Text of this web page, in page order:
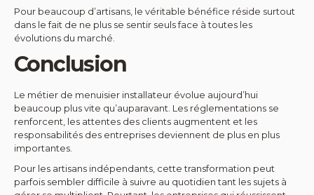
Pour beaucoup d’artisans, le véritable bénéfice réside surtout
dans le fait de ne plus se sentir seuls face à toutes les
évolutions du marché.
Conclusion
Le métier de menuisier installateur évolue aujourd’hui
beaucoup plus vite qu’auparavant. Les réglementations se
renforcent, les attentes des clients augmentent et les
responsabilités des entreprises deviennent de plus en plus
importantes.
Pour les artisans indépendants, cette transformation peut
parfois sembler difficile à suivre au quotidien tant les sujets à